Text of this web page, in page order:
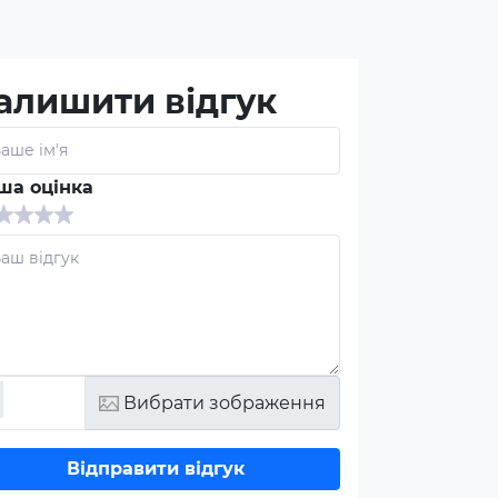
відгук
оцінка
Вибрати зображення
Відправити відгук